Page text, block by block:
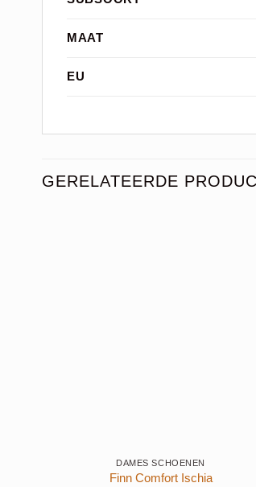
MAAT
EU
GERELATEERDE
DAMES SCHOENEN
Finn Comfort Ischia